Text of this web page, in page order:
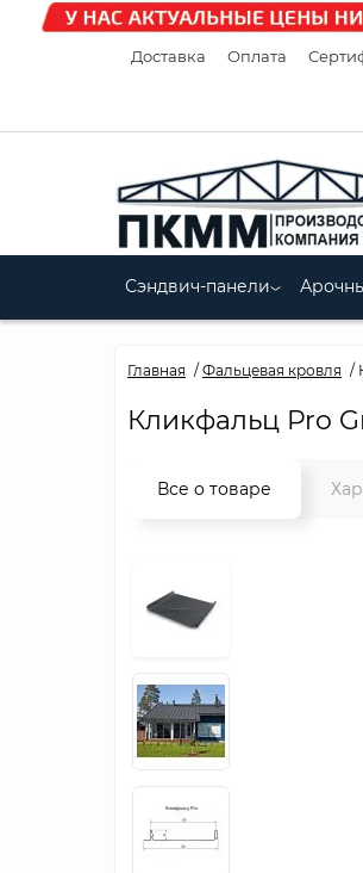
Доставка Оплата
Сэндвич-панели
Главная Фальцевая кровля
Кликфальц Pro
Все о товаре